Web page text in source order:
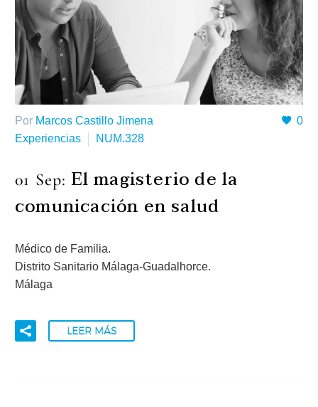
0
Por Marcos Castillo Jimena
Experiencias
NUM.328
01 Sep: El magisterio de la
comunicación en salud
Médico de Familia.
Distrito Sanitario Málaga-Guadalhorce.
Málaga
LEER MÁS